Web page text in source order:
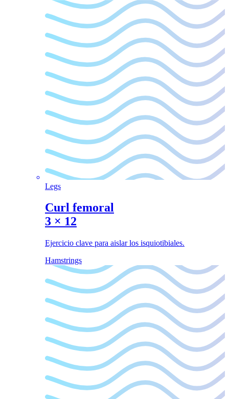
Legs
Curl femoral
3 × 12
Ejercicio clave para aislar los isquiotibiales.
Hamstrings